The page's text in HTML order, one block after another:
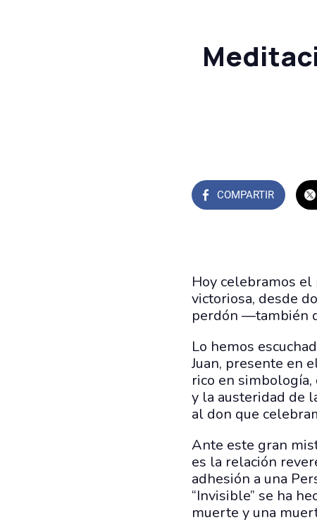
COMPARTIR
Hoy celebramos
victoriosa, desde
perdón —también
Lo hemos
Juan, presente en
rico en
y la austeridad de
al don que
Ante este gran
es la relación
adhesión a una
“Invisible” se ha
muerte y una